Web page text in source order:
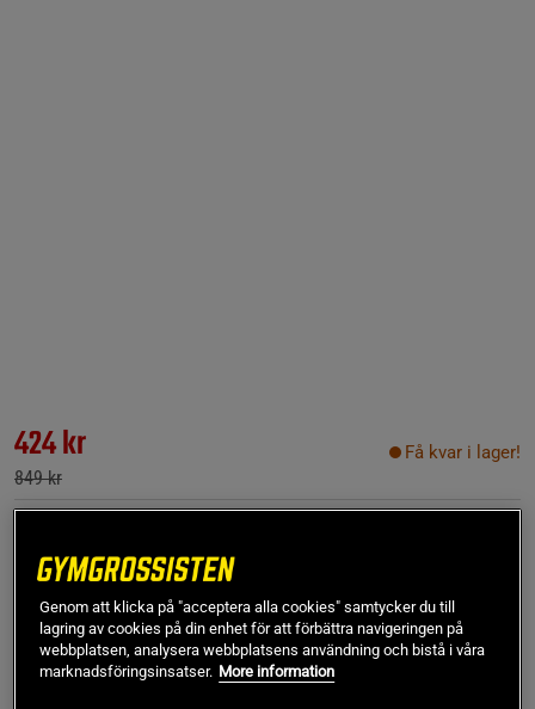
424 kr
849 kr
Få kvar i lager!
Lägg i varukorgen
Genom att klicka på "acceptera alla cookies" samtycker du till
lagring av cookies på din enhet för att förbättra navigeringen på
webbplatsen, analysera webbplatsens användning och bistå i våra
marknadsföringsinsatser. More information